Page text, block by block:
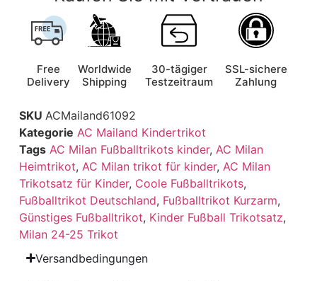
Free
Delivery
Worldwide
Shipping
30-tägiger
Testzeitraum
SSL-sichere
Zahlung
SKU ACMailand61092
Kategorie AC Mailand Kindertrikot
Tags AC Milan Fußballtrikots kinder, AC Milan
Heimtrikot, AC Milan trikot für kinder, AC Milan
Trikotsatz für Kinder, Coole Fußballtrikots,
Fußballtrikot Deutschland, Fußballtrikot Kurzarm,
Günstiges Fußballtrikot, Kinder Fußball Trikotsatz,
Milan 24-25 Trikot
Versandbedingungen